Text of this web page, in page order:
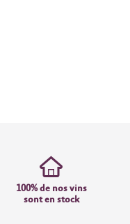
100% de nos vins
sont en stock